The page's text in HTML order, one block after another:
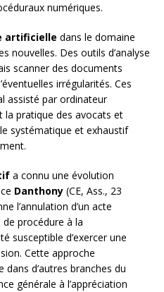
numériques.
artificielle dans le domaine
nouvelles. Des outils d’analyse
scanner des documents
irrégularités. Ces
assisté par ordinateur
pratique des avocats et
systématique et exhaustif
a connu une évolution
Danthony (CE, Ass., 23
l’annulation d’un acte
de procédure à la
susceptible d’exercer une
Cette approche
dans d’autres branches du
générale à l’appréciation